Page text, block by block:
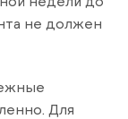
не должен
Для